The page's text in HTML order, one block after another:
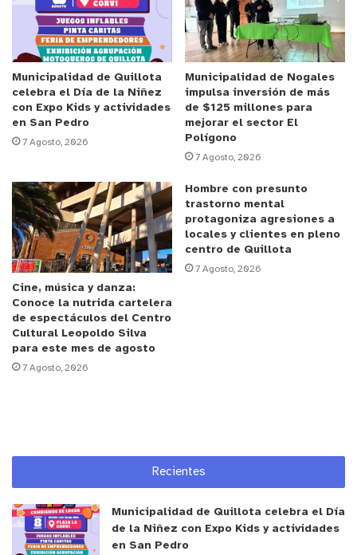
Anuncio Patrocinado
El evento incluirá ademásactividades culturales,
talleres, degustaciones y música local, junto con un
registro audiovisual aéreo mediante dron , que
permitirá difundir este hito como parte del
patrimonio e identidad quillotana.
Empresas COL, con más de tres décadas de
trayectoria en la elaboración artesanal de
confites, será uno de los protagonistas del
proyecto, compartiendo su historia, experiencia y
tradición local con toda la comunidad. Su
compromiso refleja el
emprendedor de los quillotanos
“Quillota con Sustancia” integra arte, sabor,
educación y colaboración interinstitucional,
con orgullo, a compartir lo que somos y a construir
juntos unaciudad con bienestar y… sustancia.
Municipalidad de Quillota
celebra el Día de la Niñez
con Expo Kids y actividades
en San Pedro
7 Agosto, 2026
Municipalidad de Nogales
impulsa inversión de más
de $125 millones para
mejorar el sector El
Polígono
7 Agosto, 2026
Cine, música y danza:
Conoce la nutrida cartelera
de espectáculos del Centro
Cultural Leopoldo Silva
para este mes de agosto
7 Agosto, 2026
Hombre con presunto
trastorno mental
protagoniza agresiones a
locales y clientes en pleno
centro de Quillota
7 Agosto, 2026
Recientes
Municipalidad de Quillota celebra el Día
de la Niñez con Expo Kids y actividades
en San Pedro